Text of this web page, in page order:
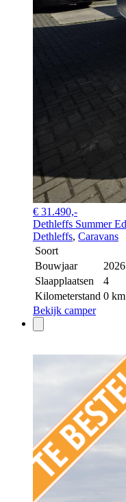
€ 31.490,-
Dethleffs Summer
Dethleffs, Caravans
Soort
Bouwjaar
2026
Slaapplaatsen
4
Kilometerstand 0 km
Bekijk camper